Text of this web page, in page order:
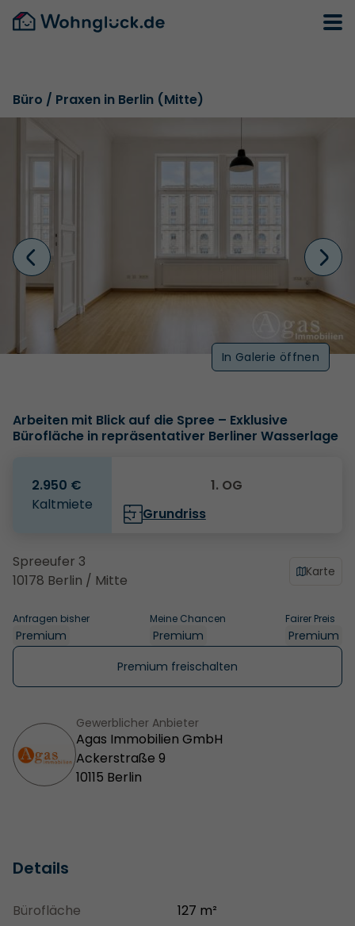
Büro / Praxen in Berlin (Mitte)
In Galerie öffnen
Arbeiten mit Blick auf die Spree – Exklusive
Bürofläche in repräsentativer Berliner Wasserlage
Anfragen bisher
Premium
Meine Chancen
Premium
Fairer Preis
Premium
Premium freischalten
2.950 €
Kaltmiete
1. OG
Grundriss
Spreeufer 3
10178 Berlin / Mitte
Karte
Gewerblicher Anbieter
Agas Immobilien GmbH
Ackerstraße 9
10115 Berlin
Details
Bürofläche
127 m²